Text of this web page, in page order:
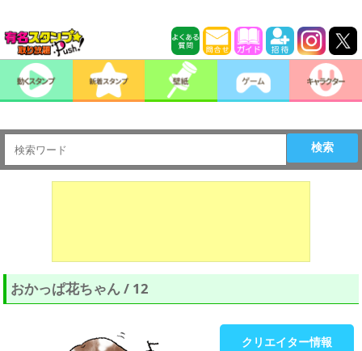
検索
おかっぱ花ちゃん / 12
クリエイター情報